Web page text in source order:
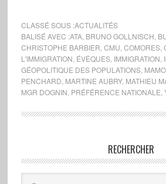
CLASSÉ SOUS :ACTUALITÉS
BALISÉ AVEC :ATA, BRUNO GOLLNISCH
CHRISTOPHE BARBIER CMU COMORES,
L'IMMIGRATION ÉVÊQUES, IMMIGRATION
GÉOPOLITIQUE DES POPULATIONS,
PENCHARD MARTINE AUBRY, MATHIEU
MGR DOGNIN PRÉFÉRENCE NATIONALE
RECHERCHER